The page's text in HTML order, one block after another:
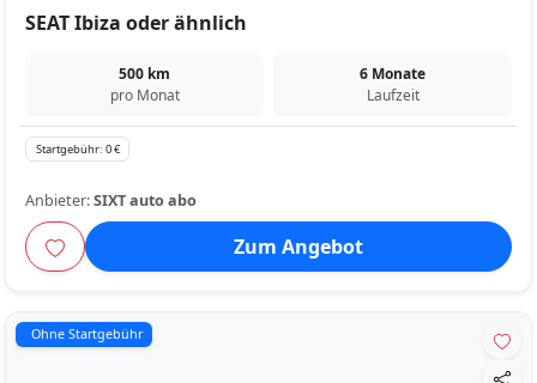
SEAT Ibiza oder ähnlich
500 km
pro Monat
6 Monate
Laufzeit
Startgebühr: 0 €
Anbieter:SIXT auto abo
Zum Angebot
Ohne Startgebühr